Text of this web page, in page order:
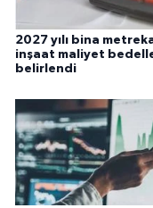
2027 yılı bina
inşaat maliyet
belirlendi